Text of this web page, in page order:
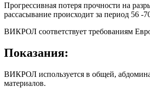
Прогрессивная потеря прочности на
рассасывание происходит за период 56 -
ВИКРОЛ соответствует требованиям
Показания:
ВИКРОЛ используется в общей,
материалов.